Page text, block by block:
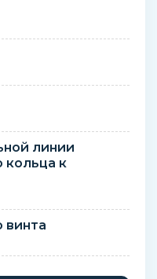
линии
кольца к
винта